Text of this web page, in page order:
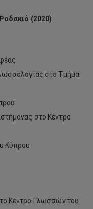
(2020)
στο Τμήμα
στο Κέντρο
Κύπρου
Κέντρο Γλωσσών του